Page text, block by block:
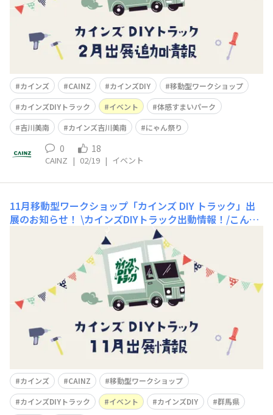
カインズ CAINZ カインズDIY
移動型ワークショップ
カインズDIYトラック
イベント
体感すまいパーク
吉川美南
カインズ吉川美南 にゃん祭り
0 18
CAINZ | 02/19 | イベント
11月移動型ワークショップ「カインズ DIY トラック」出
展のお知らせ！ \カインズDIYトラック出動情報！/こんに
ちは😃カインズです！本日は移動型ワークショップ「カ
インズ DIY トラック」11月出展のお知らせです📢各出展
詳細はこちら👇🏻【文具フェスinザスパーク】📅日付11月1
5日(土)📍場所ザスパーク🕰️時間10:00〜15:00🧰ワークシ
ョップ内容・木でつくるリフ
カインズ CAINZ
移動型ワークショップ
カインズDIYトラック
イベント カインズDIY 群馬県